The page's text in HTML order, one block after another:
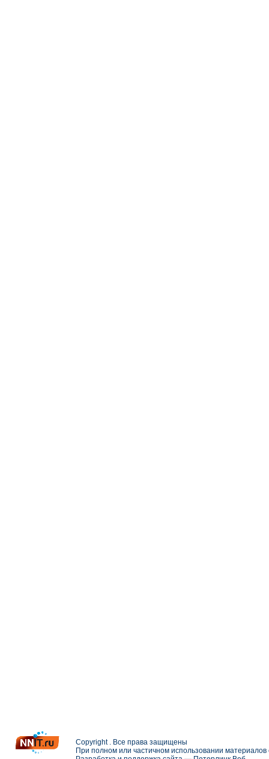
Copyright . Все права защищены
При полном или частичном использовании